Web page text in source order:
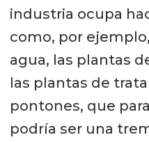
industria ocupa
como, por
agua, las plantas
las plantas de
pontones, que
podría ser una